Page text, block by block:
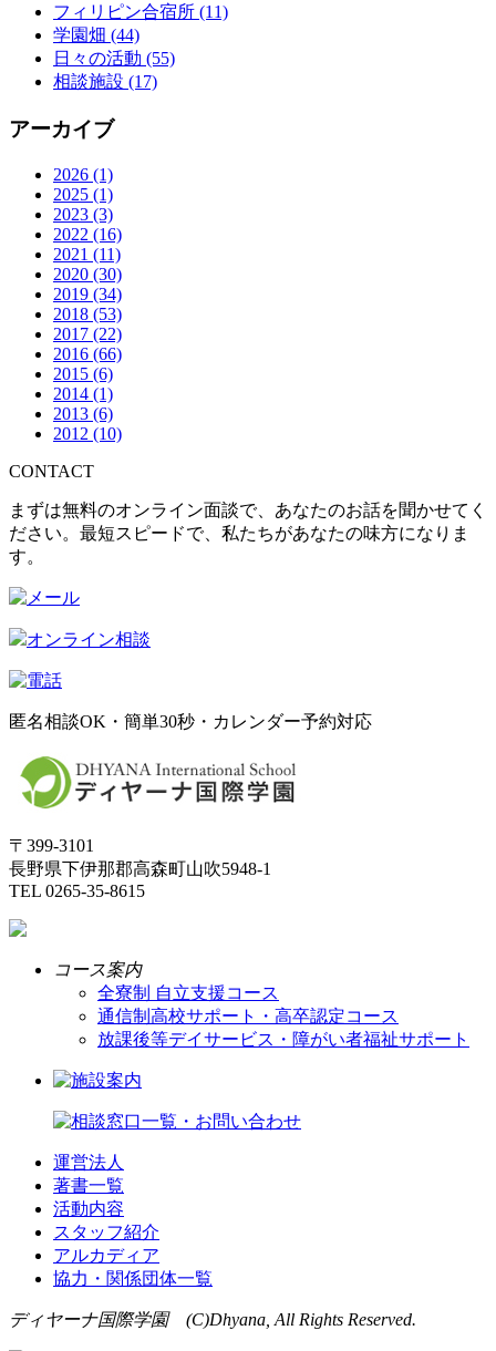
フィリピン合宿所 (11)
学園畑 (44)
日々の活動 (55)
相談施設 (17)
アーカイブ
2026 (1)
2025 (1)
2023 (3)
2022 (16)
2021 (11)
2020 (30)
2019 (34)
2018 (53)
2017 (22)
2016 (66)
2015 (6)
2014 (1)
2013 (6)
2012 (10)
CONTACT
まずは無料のオンライン面談で、あなたのお話を聞かせてく
ださい。最短スピードで、私たちがあなたの味方になりま
す。
オンライン相談
匿名相談OK・簡単30秒・カレンダー予約対応
〒399-3101
長野県下伊那郡高森町山吹5948-1
TEL 0265-35-8615
コース案内
全寮制 自立支援コース
通信制高校サポート・高卒認定コース
放課後等デイサービス・障がい者福祉サポート
運営法人
著書一覧
活動内容
スタッフ紹介
アルカディア
協力・関係団体一覧
ディヤーナ国際学園 (C)Dhyana, All Rights Reserved.